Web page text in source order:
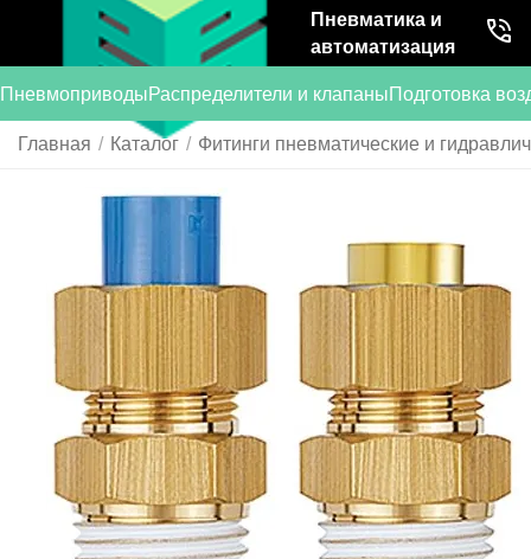
Пневматика и
автоматизация
ПневмоприводыРаспределители и клапаныПодготовка
Главная / Каталог / Фитинги пневматические и